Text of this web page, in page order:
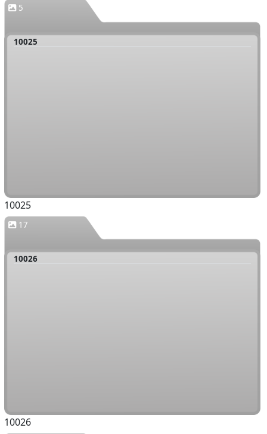
5
10025
10025
17
10026
10026